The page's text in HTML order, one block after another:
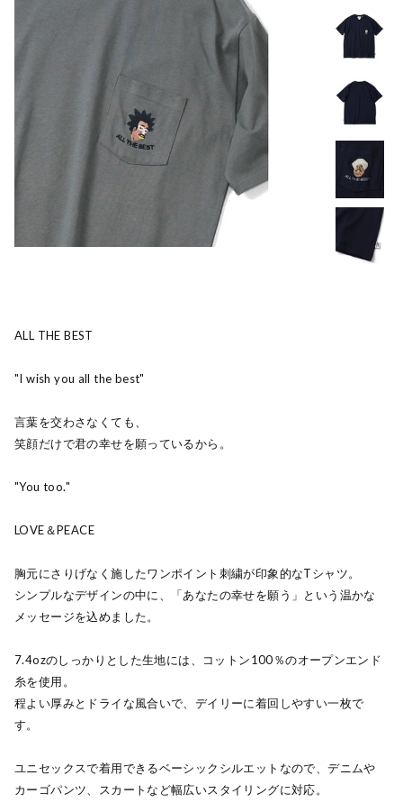
ALL THE BEST
"I wish you all the best"
言葉を交わさなくても、
笑顔だけで君の幸せを願っているから。
"You too."
LOVE＆PEACE
胸元にさりげなく施したワンポイント刺繍が印象的なTシャツ。
シンプルなデザインの中に、「あなたの幸せを願う」という温かな
メッセージを込めました。
7.4ozのしっかりとした生地には、コットン100％のオープンエンド
糸を使用。
程よい厚みとドライな風合いで、デイリーに着回しやすい一枚で
す。
ユニセックスで着用できるベーシックシルエットなので、デニムや
カーゴパンツ、スカートなど幅広いスタイリングに対応。